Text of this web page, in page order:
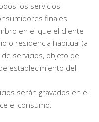
los servicios
finales
en el que el cliente
o residencia habitual (a
servicios, objeto de
establecimiento del
serán gravados en el
el consumo.